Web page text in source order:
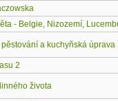
- Belgie, Nizozemí,
a kuchyňská úprava
2
života